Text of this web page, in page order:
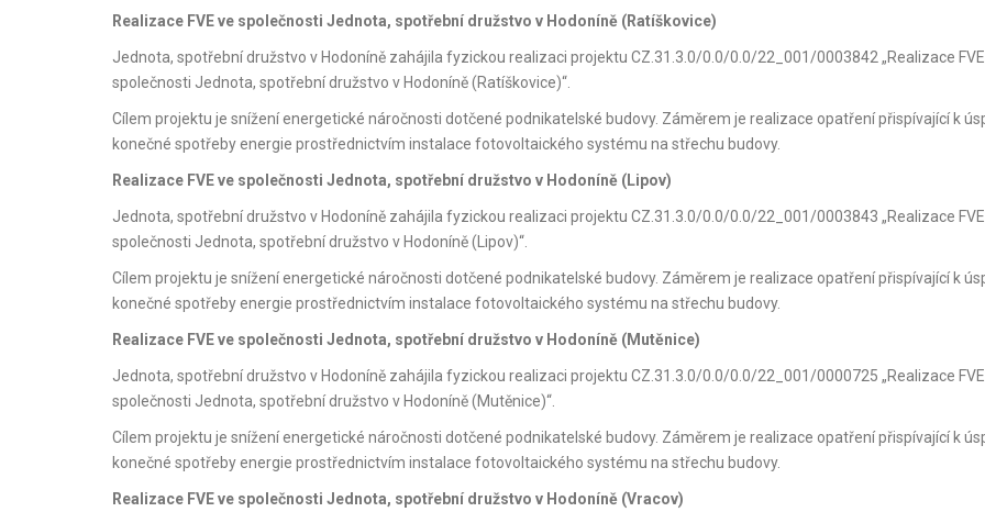
Realizace FVE ve společnosti Jednota, spotřební družstvo v Hodoníně (Ratíškovice)
Jednota, spotřební družstvo v Hodoníně zahájila fyzickou realizaci projektu CZ.31.3.0/0.0/0.0/22_001/0003842 „Realizace
společnosti Jednota, spotřební družstvo v Hodoníně (Ratíškovice)“.
Cílem projektu je snížení energetické náročnosti dotčené podnikatelské budovy. Záměrem je realizace opatření přispívající k
konečné spotřeby energie prostřednictvím instalace fotovoltaického systému na střechu budovy.
Realizace FVE ve společnosti Jednota, spotřební družstvo v Hodoníně (Lipov)
Jednota, spotřební družstvo v Hodoníně zahájila fyzickou realizaci projektu CZ.31.3.0/0.0/0.0/22_001/0003843 „Realizace
společnosti Jednota, spotřební družstvo v Hodoníně (Lipov)“.
Cílem projektu je snížení energetické náročnosti dotčené podnikatelské budovy. Záměrem je realizace opatření přispívající k
konečné spotřeby energie prostřednictvím instalace fotovoltaického systému na střechu budovy.
Realizace FVE ve společnosti Jednota, spotřební družstvo v Hodoníně (Mutěnice)
Jednota, spotřební družstvo v Hodoníně zahájila fyzickou realizaci projektu CZ.31.3.0/0.0/0.0/22_001/0000725 „Realizace
společnosti Jednota, spotřební družstvo v Hodoníně (Mutěnice)“.
Cílem projektu je snížení energetické náročnosti dotčené podnikatelské budovy. Záměrem je realizace opatření přispívající k
konečné spotřeby energie prostřednictvím instalace fotovoltaického systému na střechu budovy.
Realizace FVE ve společnosti Jednota, spotřební družstvo v Hodoníně (Vracov)